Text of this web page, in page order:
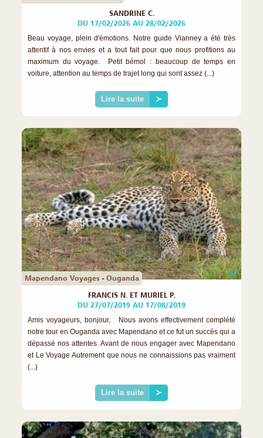
SANDRINE C.
DU 17/02/2026 AU 28/02/2026
Beau voyage, plein d'émotions. Notre guide Vianney a été très
attentif à nos envies et a tout fait pour que nous profitions au
maximum du voyage. Petit bémol : beaucoup de temps en
voiture, attention au temps de trajet long qui sont assez (...)
Lire la suite ≻
Mapendano Voyages - Ouganda ©
FRANCIS N. ET MURIEL P.
DU 27/07/2019 AU 17/08/2019
Amis voyageurs, bonjour, Nous avons effectivement complété
notre tour en Ouganda avec Mapendano et ce fut un succès qui a
dépassé nos attentes. Avant de nous engager avec Mapendano
et Le Voyage Autrement que nous ne connaissions pas vraiment
(...)
Lire la suite ≻